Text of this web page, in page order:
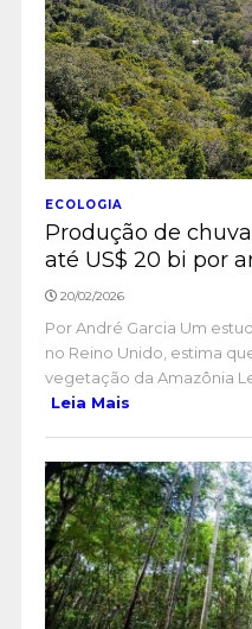
ECOLOGIA
Produção de
até US$ 20 bi por
20/02/2026
Por André Garcia Um
no Reino Unido, estima
vegetação da Amazônia
Leia Mais